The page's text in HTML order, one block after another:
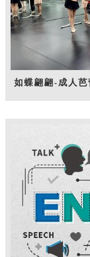
如蝶翩翩-成人